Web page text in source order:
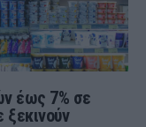
έως 7% σε